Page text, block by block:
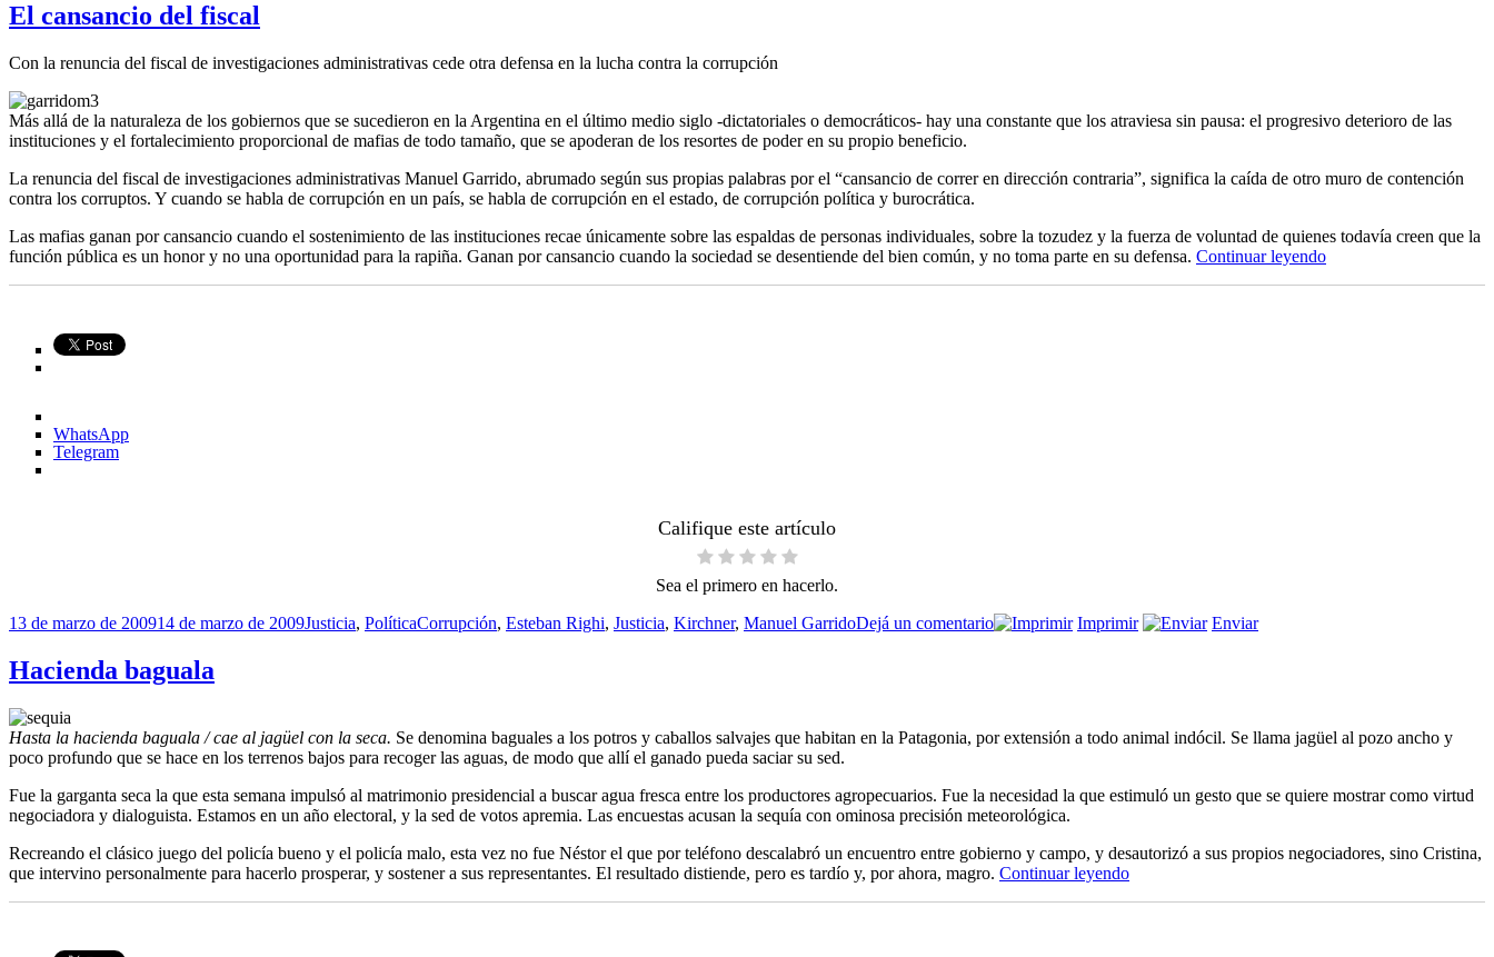
El cansancio del fiscal
Con la renuncia del fiscal de investigaciones administrativas cede otra defensa en la lucha contra la corrupción
Más allá de la naturaleza de los gobiernos que se sucedieron en la Argentina en el último medio siglo -dictatoriales o democráticos- hay una constante que los atraviesa sin pausa: el progresivo deterioro de las
instituciones y el fortalecimiento proporcional de mafias de todo tamaño, que se apoderan de los resortes de poder en su propio beneficio.
La renuncia del fiscal de investigaciones administrativas Manuel Garrido, abrumado según sus propias palabras por el “cansancio de correr en dirección contraria”, significa la caída de otro muro de contención
contra los corruptos. Y cuando se habla de corrupción en un país, se habla de corrupción en el estado, de corrupción política y burocrática.
Las mafias ganan por cansancio cuando el sostenimiento de las instituciones recae únicamente sobre las espaldas de personas individuales, sobre la tozudez y la fuerza de voluntad de quienes todavía creen que la
función pública es un honor y no una oportunidad para la rapiña. Ganan por cansancio cuando la sociedad se desentiende del bien común, y no toma parte en su defensa. Continuar leyendo“El
WhatsApp
Telegram
Califique este artículo
Sea el primero en hacerlo.
Publicado
13 de marzo de 200914 de marzo de 2009Categorías
Justicia, PolíticaEtiquetas
Corrupción, Esteban Righi, Justicia, Kirchner, Manuel GarridoDejá un comentarioen
Imprimir Enviar
Hacienda baguala
Hasta la hacienda baguala / cae al jagüel con la seca. Se denomina baguales a los potros y caballos salvajes que habitan en la Patagonia, por extensión a todo animal indócil. Se llama jagüel al pozo ancho y
poco profundo que se hace en los terrenos bajos para recoger las aguas, de modo que allí el ganado pueda saciar su sed.
Fue la garganta seca la que esta semana impulsó al matrimonio presidencial a buscar agua fresca entre los productores agropecuarios. Fue la necesidad la que estimuló un gesto que se quiere mostrar como virtud
negociadora y dialoguista. Estamos en un año electoral, y la sed de votos apremia. Las encuestas acusan la sequía con ominosa precisión meteorológica.
Recreando el clásico juego del policía bueno y el policía malo, esta vez no fue Néstor el que por teléfono descalabró un encuentro entre gobierno y campo, y desautorizó a sus propios negociadores, sino Cristina,
que intervino personalmente para hacerlo prosperar, y sostener a sus representantes. El resultado distiende, pero es tardío y, por ahora, magro. Continuar leyendo“Hacienda